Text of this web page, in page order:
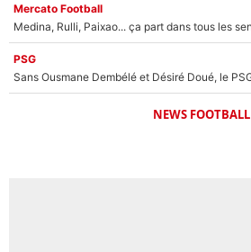
Mercato Football
PSG
NEWS FOOTBALL